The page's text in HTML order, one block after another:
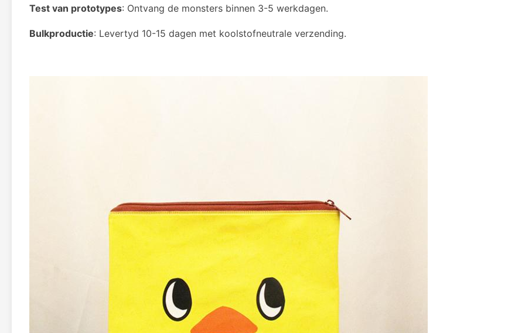
Test van prototypes: Ontvang de monsters binnen 3-5 werkdagen.
Bulkproductie: Levertyd 10-15 dagen met koolstofneutrale verzending.